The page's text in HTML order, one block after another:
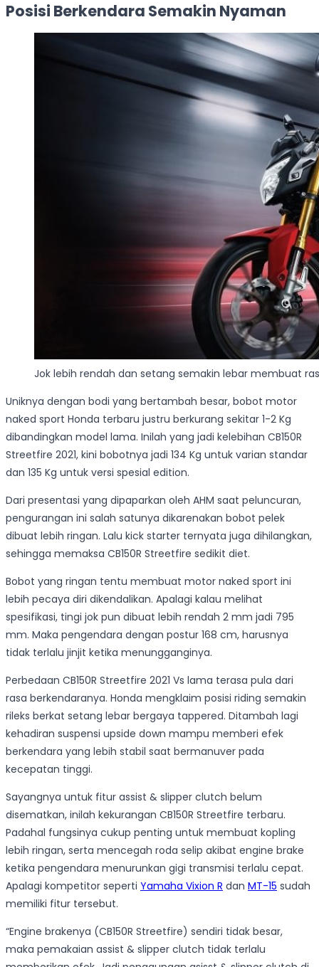
Posisi Berkendara Semakin Nyaman
Jok lebih rendah dan setang semakin lebar membuat
Uniknya dengan bodi yang bertambah besar, bobot motor
naked sport Honda terbaru justru berkurang sekitar 1-2 Kg
dibandingkan model lama. Inilah yang jadi kelebihan CB150R
Streetfire 2021, kini bobotnya jadi 134 Kg untuk varian standar
dan 135 Kg untuk versi spesial edition.
Dari presentasi yang dipaparkan oleh AHM saat peluncuran,
pengurangan ini salah satunya dikarenakan bobot pelek
dibuat lebih ringan. Lalu kick starter ternyata juga dihilangkan,
sehingga memaksa CB150R Streetfire sedikit diet.
Bobot yang ringan tentu membuat motor naked sport ini
lebih pecaya diri dikendalikan. Apalagi kalau melihat
spesifikasi, tingi jok pun dibuat lebih rendah 2 mm jadi 795
mm. Maka pengendara dengan postur 168 cm, harusnya
tidak terlalu jinjit ketika menungganginya.
Perbedaan CB150R Streetfire 2021 Vs lama terasa pula dari
rasa berkendaranya. Honda mengklaim posisi riding semakin
rileks berkat setang lebar bergaya tappered. Ditambah lagi
kehadiran suspensi upside down mampu memberi efek
berkendara yang lebih stabil saat bermanuver pada
kecepatan tinggi.
Sayangnya untuk fitur assist & slipper clutch belum
disematkan, inilah kekurangan CB150R Streetfire terbaru.
Padahal fungsinya cukup penting untuk membuat kopling
lebih ringan, serta mencegah roda selip akibat engine brake
ketika pengendara menurunkan gigi transmisi terlalu cepat.
Apalagi kompetitor seperti Yamaha Vixion R dan MT-15 sudah
memiliki fitur tersebut.
“Engine brakenya (CB150R Streetfire) sendiri tidak besar,
maka pemakaian assist & slipper clutch tidak terlalu